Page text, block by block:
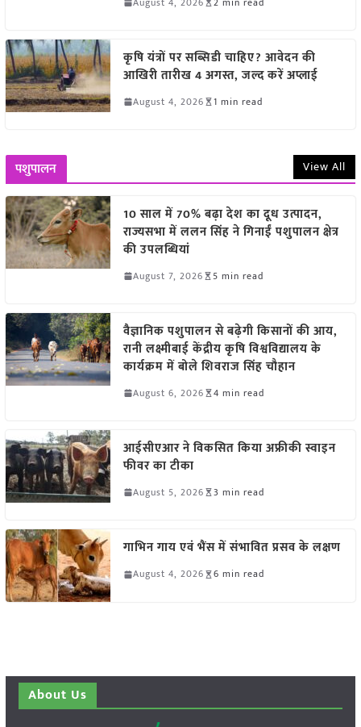
कृषि यंत्रों पर सब्सिडी चाहिए? आवेदन की
आखिरी तारीख 4 अगस्त, जल्द करें अप्लाई
August 4, 2026 1 min read
पशुपालन View All
10 साल में 70% बढ़ा देश का दूध उत्पादन,
राज्यसभा में ललन सिंह ने गिनाईं पशुपालन क्षेत्र
की उपलब्धियां
August 7, 2026 5 min read
वैज्ञानिक पशुपालन से बढ़ेगी किसानों की आय,
रानी लक्ष्मीबाई केंद्रीय कृषि विश्वविद्यालय के
कार्यक्रम में बोले शिवराज सिंह चौहान
August 6, 2026 4 min read
आईसीएआर ने विकसित किया अफ्रीकी स्वाइन
फीवर का टीका
August 5, 2026 3 min read
गाभिन गाय एवं भैंस में संभावित प्रसव के लक्षण
August 4, 2026 6 min read
About Us